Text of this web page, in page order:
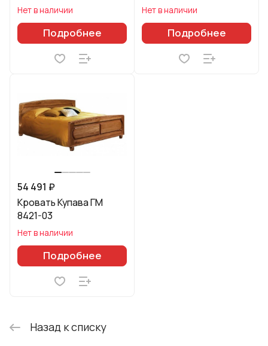
Нет в наличии
Подробнее
Нет в наличии
Подробнее
54 491 ₽
Кровать Купава ГМ
8421-03
Нет в наличии
Подробнее
Назад к списку